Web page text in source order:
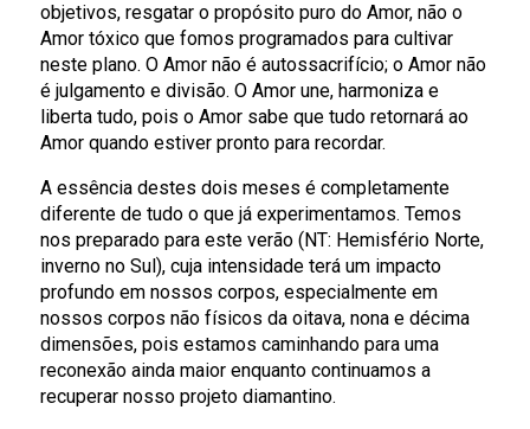
objetivos, resgatar o propósito puro do Amor, não o
Amor tóxico que fomos programados para cultivar
neste plano. O Amor não é autossacrifício; o Amor não
é julgamento e divisão. O Amor une, harmoniza e
liberta tudo, pois o Amor sabe que tudo retornará ao
Amor quando estiver pronto para recordar.
A essência destes dois meses é completamente
diferente de tudo o que já experimentamos. Temos
nos preparado para este verão (NT: Hemisfério Norte,
inverno no Sul), cuja intensidade terá um impacto
profundo em nossos corpos, especialmente em
nossos corpos não físicos da oitava, nona e décima
dimensões, pois estamos caminhando para uma
reconexão ainda maior enquanto continuamos a
recuperar nosso projeto diamantino.